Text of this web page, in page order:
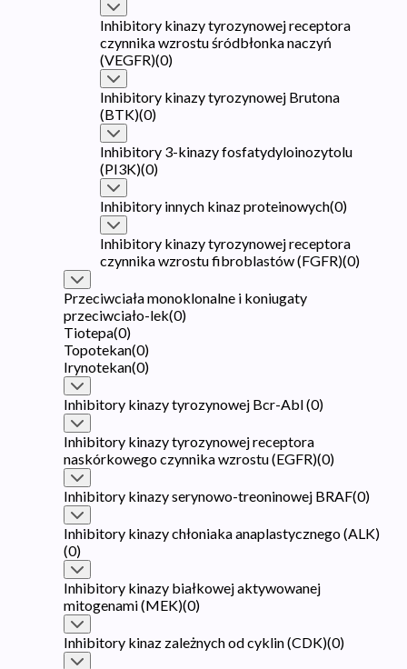
Inhibitory kinazy tyrozynowej receptora
czynnika wzrostu śródbłonka naczyń
(VEGFR)(0)
Inhibitory kinazy tyrozynowej Brutona
(BTK)(0)
Inhibitory 3-kinazy fosfatydyloinozytolu
(PI3K)(0)
Inhibitory innych kinaz proteinowych(0)
Inhibitory kinazy tyrozynowej receptora
czynnika wzrostu fibroblastów (FGFR)(0)
Przeciwciała monoklonalne i koniugaty
przeciwciało-lek(0)
Tiotepa(0)
Topotekan(0)
Irynotekan(0)
Inhibitory kinazy tyrozynowej Bcr-Abl(0)
Inhibitory kinazy tyrozynowej receptora
naskórkowego czynnika wzrostu (EGFR)(0)
Inhibitory kinazy serynowo-treoninowej BRAF(0)
Inhibitory kinazy chłoniaka anaplastycznego (ALK)
(0)
Inhibitory kinazy białkowej aktywowanej
mitogenami (MEK)(0)
Inhibitory kinaz zależnych od cyklin (CDK)(0)